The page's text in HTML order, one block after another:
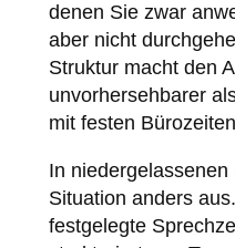
denen Sie zwar
aber nicht
Struktur macht den
unvorhersehbarer
mit festen
In
Situation anders
festgelegte